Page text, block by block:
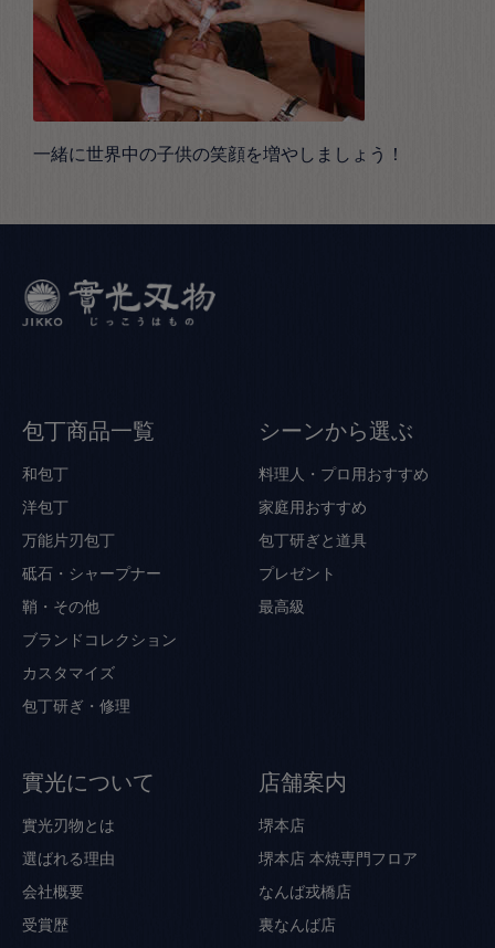
一緒に世界中の子供の笑顔を増やしましょう！
包丁商品一覧
和包丁
洋包丁
万能片刃包丁
砥石・シャープナー
鞘・その他
ブランドコレクション
カスタマイズ
包丁研ぎ・修理
シーンから選ぶ
料理人・プロ用おすすめ
家庭用おすすめ
包丁研ぎと道具
プレゼント
最高級
實光について
實光刃物とは
選ばれる理由
会社概要
受賞歴
店舗案内
堺本店
堺本店 本焼専門フロア
なんば戎橋店
裏なんば店